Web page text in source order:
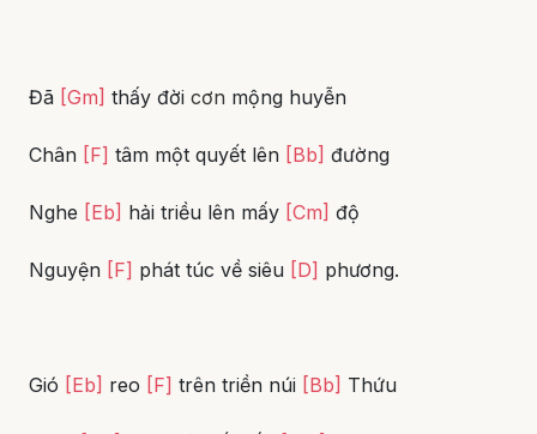
Đã [Gm] thấy đời cơn mộng huyễn
Chân [F] tâm một quyết lên [Bb] đường
Nghe [Eb] hải triều lên mấy [Cm] độ
Nguyện [F] phát túc về siêu [D] phương.
Gió [Eb] reo [F] trên triền núi [Bb] Thứu